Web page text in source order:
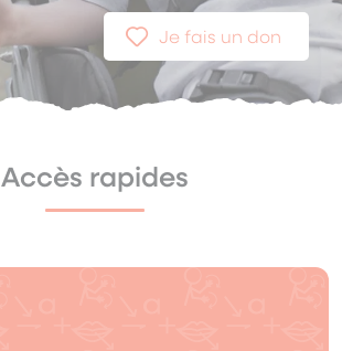
Je fais un don
Accès rapides